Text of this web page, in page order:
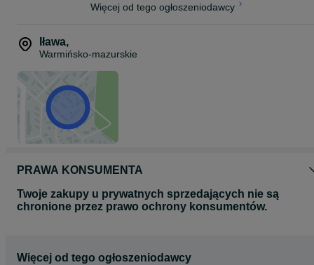
Więcej od tego ogłoszeniodawcy
Iława,
Warmińsko-mazurskie
PRAWA KONSUMENTA
Twoje zakupy u prywatnych sprzedających nie są
chronione przez prawo ochrony konsumentów.
Więcej od tego ogłoszeniodawcy